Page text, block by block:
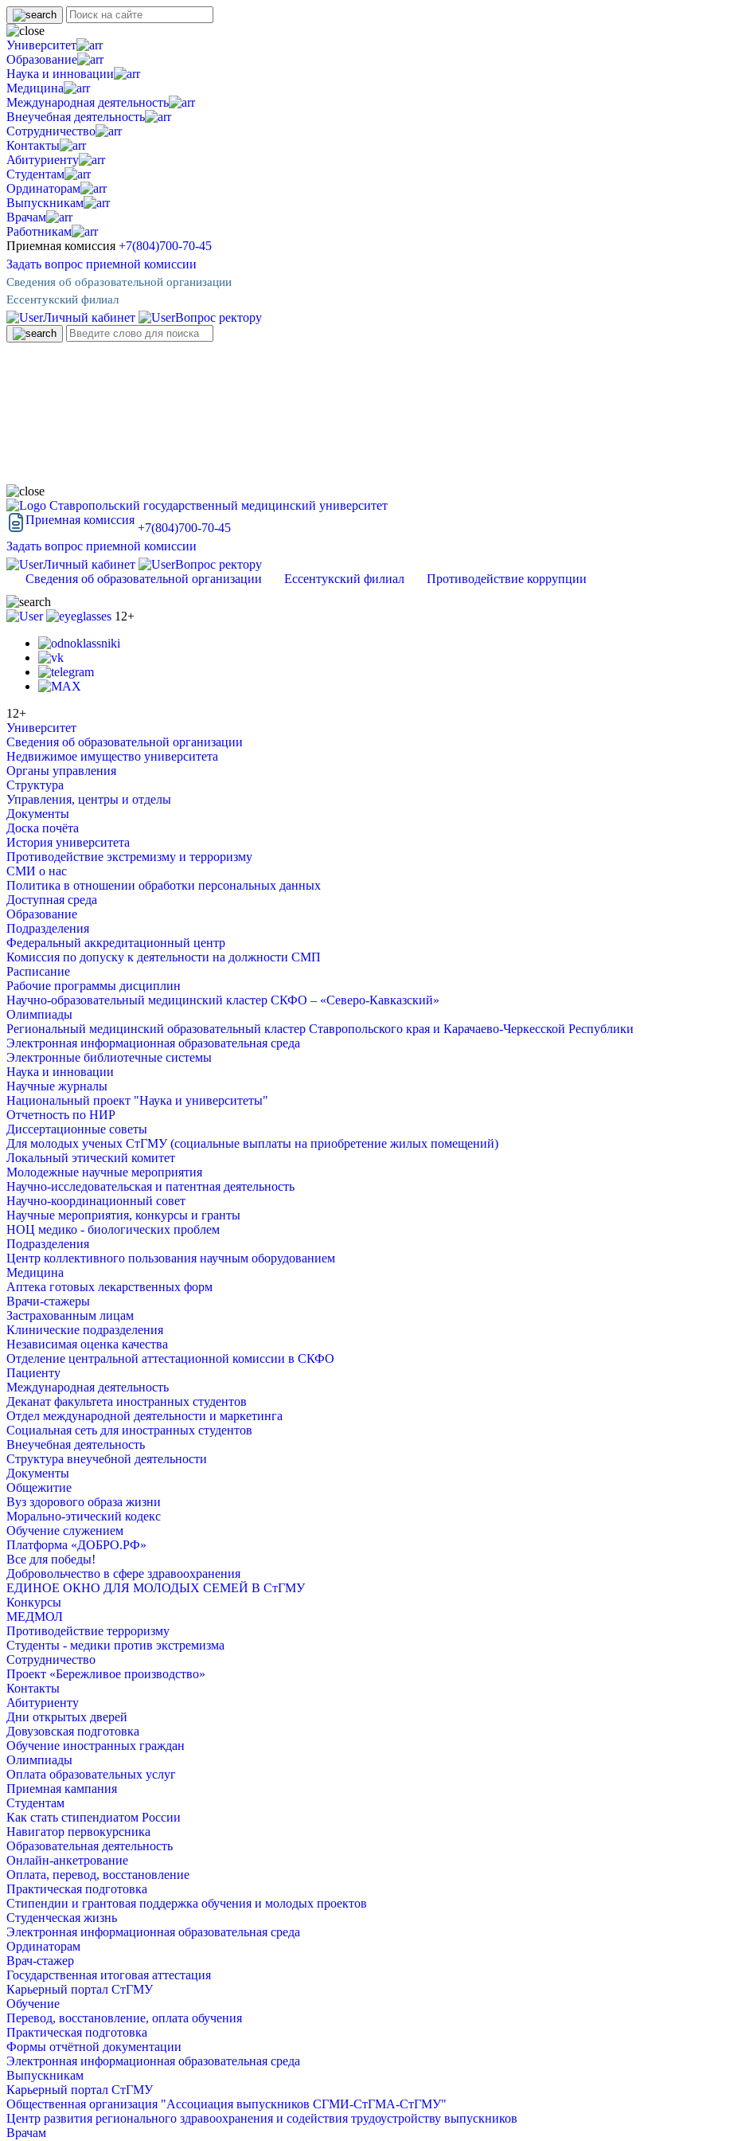
Университет
Образование
Наука и инновации
Медицина
Международная деятельность
Внеучебная деятельность
Сотрудничество
Контакты
Абитуриенту
Студентам
Ординаторам
Выпускникам
Врачам
Работникам
Приемная комиссия +7(804)700-70-45
Задать вопрос приемной комиссии
Сведения об образовательной организации
Ессентукский филиал
Личный кабинет Вопрос ректору
Ставропольский государственный медицинский университет
Приемная комиссия
+7(804)700-70-45
Задать вопрос приемной комиссии
Личный кабинет
Вопрос ректору
Сведения об образовательной организации
Ессентукский филиал Противодействие коррупции
12+
12+
Университет
Сведения об образовательной организации
Недвижимое имущество университета
Органы управления
Структура
Управления, центры и отделы
Документы
Доска почёта
История университета
Противодействие экстремизму и терроризму
СМИ о нас
Политика в отношении обработки персональных данных
Доступная среда
Образование
Подразделения
Федеральный аккредитационный центр
Комиссия по допуску к деятельности на должности СМП
Расписание
Рабочие программы дисциплин
Научно-образовательный медицинский кластер СКФО – «Северо-Кавказский»
Олимпиады
Региональный медицинский образовательный кластер Ставропольского края и Карачаево-Черкесской Республики
Электронная информационная образовательная среда
Электронные библиотечные системы
Наука и инновации
Научные журналы
Национальный проект "Наука и университеты"
Отчетность по НИР
Диссертационные советы
Для молодых ученых СтГМУ (социальные выплаты на приобретение жилых помещений)
Локальный этический комитет
Молодежные научные мероприятия
Научно-исследовательская и патентная деятельность
Научно-координационный совет
Научные мероприятия, конкурсы и гранты
НОЦ медико - биологических проблем
Подразделения
Центр коллективного пользования научным оборудованием
Медицина
Аптека готовых лекарственных форм
Врачи-стажеры
Застрахованным лицам
Клинические подразделения
Независимая оценка качества
Отделение центральной аттестационной комиссии в СКФО
Пациенту
Международная деятельность
Деканат факультета иностранных студентов
Отдел международной деятельности и маркетинга
Социальная сеть для иностранных студентов
Внеучебная деятельность
Структура внеучебной деятельности
Документы
Общежитие
Вуз здорового образа жизни
Морально-этический кодекс
Обучение служением
Платформа «ДОБРО.РФ»
Все для победы!
Добровольчество в сфере здравоохранения
ЕДИНОЕ ОКНО ДЛЯ МОЛОДЫХ СЕМЕЙ В СтГМУ
Конкурсы
МЕДМОЛ
Противодействие терроризму
Студенты - медики против экстремизма
Сотрудничество
Проект «Бережливое производство»
Контакты
Абитуриенту
Дни открытых дверей
Довузовская подготовка
Обучение иностранных граждан
Олимпиады
Оплата образовательных услуг
Приемная кампания
Студентам
Как стать стипендиатом России
Навигатор первокурсника
Образовательная деятельность
Онлайн-анкетрование
Оплата, перевод, восстановление
Практическая подготовка
Стипендии и грантовая поддержка обучения и молодых проектов
Студенческая жизнь
Электронная информационная образовательная среда
Ординаторам
Врач-стажер
Государственная итоговая аттестация
Карьерный портал СтГМУ
Обучение
Перевод, восстановление, оплата обучения
Практическая подготовка
Формы отчётной документации
Электронная информационная образовательная среда
Выпускникам
Карьерный портал СтГМУ
Общественная организация "Ассоциация выпускников СГМИ-СтГМА-СтГМУ"
Центр развития регионального здравоохранения и содействия трудоустройству выпускников
Врачам